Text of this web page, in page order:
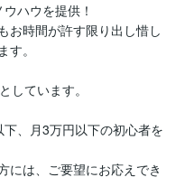
ハウを提供！
お時間が許す限り出し惜し
。
しています。
、月3万円以下の初心者を
には、ご要望にお応えでき